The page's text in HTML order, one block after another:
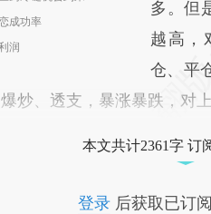
成功率
润
多。但
越高，
仓、平
炒、透支，暴涨暴跌，对
本文共计2361字 订
登录后获取已订